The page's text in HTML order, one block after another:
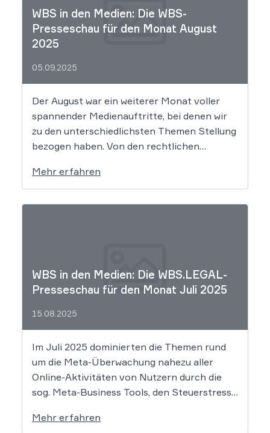
WBS in den Medien: Die WBS-
Presseschau für den Monat August
2025
05.09.2025
Der August war ein weiterer Monat voller
spannender Medienauftritte, bei denen wir
zu den unterschiedlichsten Themen Stellung
bezogen haben. Von den rechtlichen
bekannten Spezi-Streit bis zu
markenrechtlichen Fragen zum Merchandise
in der Musikbranche – unser rechtliches
Mehr erfahren
WBS in den Medien: Die WBS.LEGAL-
Presseschau für den Monat Juli 2025
15.08.2025
Im Juli 2025 dominierten die Themen rund
um die Meta-Überwachung nahezu aller
Online-Aktivitäten von Nutzern durch die
sog. Meta-Business Tools, den Steuerstress
Cam-Debatte. Flankiert wurde dies von
Mehr erfahren